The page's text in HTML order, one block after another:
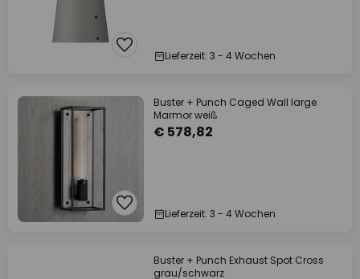
Lieferzeit: 3 - 4 Wochen
Buster + Punch Caged Wall large
Marmor weiß
€ 578,82
Lieferzeit: 3 - 4 Wochen
Buster + Punch Exhaust Spot Cross
grau/schwarz